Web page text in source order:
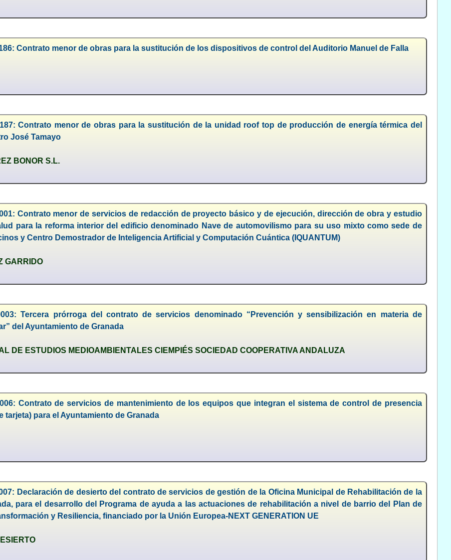
Contrato menor de obras para la sustitución de los dispositivos de control del Auditorio Manuel de Falla
Contrato menor de obras para la sustitución de la unidad roof top de producción de energía térmica del
José Tamayo
BONOR S.L.
Contrato menor de servicios de redacción de proyecto básico y de ejecución, dirección de obra y estudio
para la reforma interior del edificio denominado Nave de automovilismo para su uso mixto como sede de
y Centro Demostrador de Inteligencia Artificial y Computación Cuántica (IQUANTUM)
GARRIDO
Tercera prórroga del contrato de servicios denominado “Prevención y sensibilización en materia de
del Ayuntamiento de Granada
DE ESTUDIOS MEDIOAMBIENTALES CIEMPIÉS SOCIEDAD COOPERATIVA ANDALUZA
Contrato de servicios de mantenimiento de los equipos que integran el sistema de control de presencia
tarjeta) para el Ayuntamiento de Granada
Declaración de desierto del contrato de servicios de gestión de la Oficina Municipal de Rehabilitación de la
para el desarrollo del Programa de ayuda a las actuaciones de rehabilitación a nivel de barrio del Plan de
y Resiliencia, financiado por la Unión Europea-NEXT GENERATION UE